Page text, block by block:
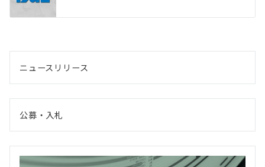
ニュースリリース
公募・入札